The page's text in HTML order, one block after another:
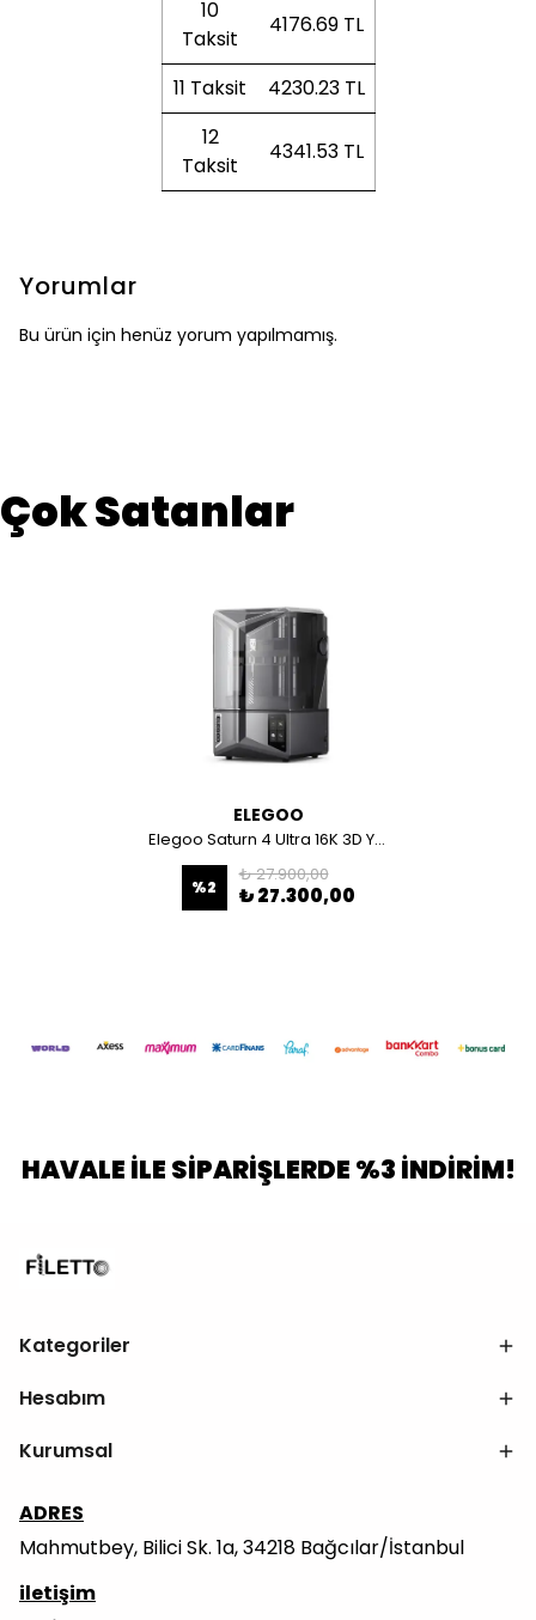
10
Taksit
4176.69 TL
11 Taksit
4230.23 TL
12
Taksit
4341.53 TL
Yorumlar
Bu ürün için henüz yorum yapılmamış.
Çok Satanlar
ELEGOO
Elegoo Saturn 4 Ultra 16K 3D Yazıcı
%2
₺ 27.900,00
₺ 27.300,00
HAVALE İLE SİPARİŞLERDE %3 İNDİRİM!
Kategoriler
Hesabım
Kurumsal
ADRES
Mahmutbey, Bilici Sk. 1a, 34218 Bağcılar/İstanbul
iletişim